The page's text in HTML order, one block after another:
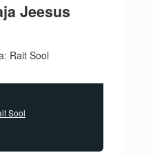
Jeesus
Rait Sool
Sool